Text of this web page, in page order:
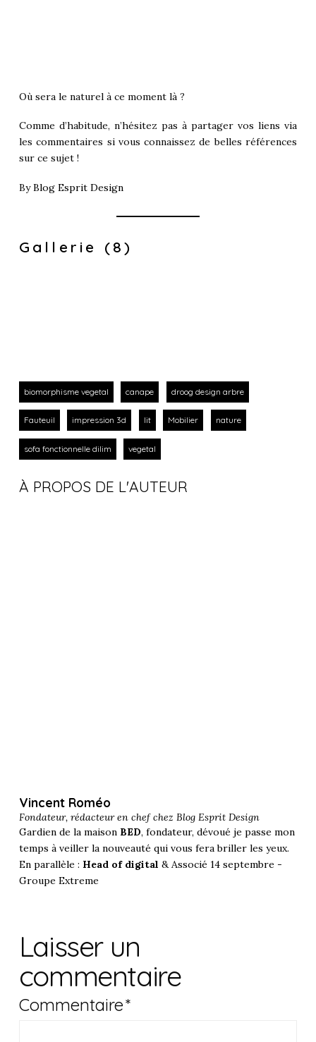
Où sera le naturel à ce moment là ?
Comme d’habitude, n’hésitez pas à partager vos liens via
les commentaires si vous connaissez de belles références
sur ce sujet !
ByBlog Esprit Design
Gallerie (8)
biomorphisme vegetal canape droog design arbre
Fauteuil impression 3d lit Mobilier nature
sofa fonctionnelle dilim vegetal
À PROPOS DE L'AUTEUR
Vincent Roméo
Fondateur, rédacteur en chef chez Blog Esprit Design
Gardien de la maison BED, fondateur, dévoué je passe mon
temps à veiller la nouveauté qui vous fera briller les yeux.
En parallèle : Head of digital & Associé 14 septembre -
Groupe Extreme
Laisser un
commentaire
Commentaire*